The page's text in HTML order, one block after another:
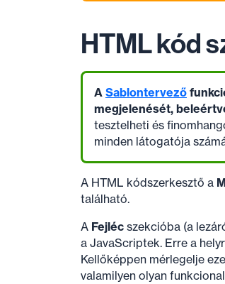
HTML kód
A Sablontervező
megjelenését,
tesztelheti és
minden látogatója
A HTML kódszerkesztő a
található.
A Fejléc szekcióba (a
a JavaScriptek. Erre a
Kellőképpen mérlegelje
valamilyen olyan